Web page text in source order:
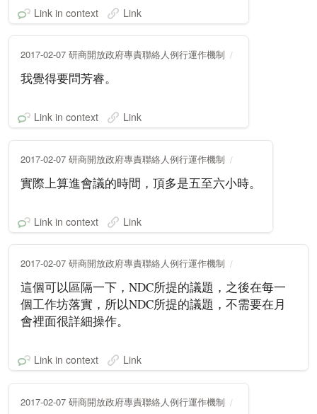
Link in context Link
2017-02-07 研商開放政府專責聯絡人例行運作機制
我覺得要問芳睿。
Link in context Link
2017-02-07 研商開放政府專責聯絡人例行運作機制
實際上算進會議的時間，頂多是五至六小時。
Link in context Link
2017-02-07 研商開放政府專責聯絡人例行運作機制
這個可以區隔一下，NDC所提的議題，之後在每一
個工作坊落實，所以NDC所提的議題，不需要在月
會裡面很詳細操作。
Link in context Link
2017-02-07 研商開放政府專責聯絡人例行運作機制